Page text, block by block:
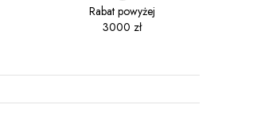
Rabat powyżej
3000 zł